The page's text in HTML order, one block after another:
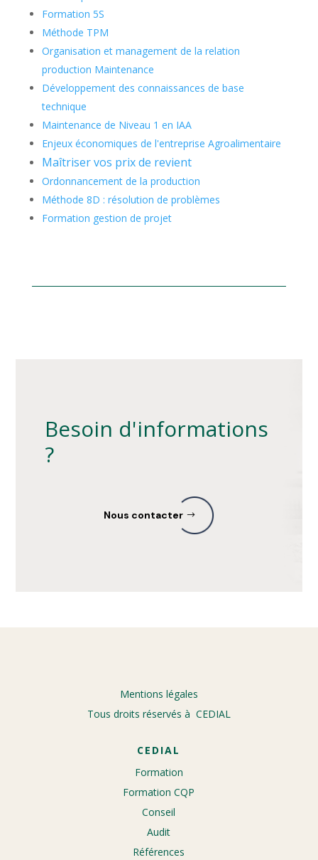
Formation 5S
Méthode TPM
Organisation et management de la relation
production Maintenance
Développement des connaissances de base
technique
Maintenance de Niveau 1 en IAA
Enjeux économiques de l'entreprise Agroalimentaire
Maîtriser vos prix de revient
Ordonnancement de la production
Méthode 8D : résolution de problèmes
Formation gestion de projet
Besoin d'informations
?
Nous contacter
CEDIAL
Formation
Formation CQP
Conseil
Audit
Références
Mentions légales
Tous droits réservés à CEDIAL